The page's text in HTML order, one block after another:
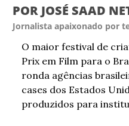
POR JOSÉ SAAD
Jornalista apaixonado por
O maior festival de
Prix em Film para o
ronda agências
cases dos Estados
produzidos para